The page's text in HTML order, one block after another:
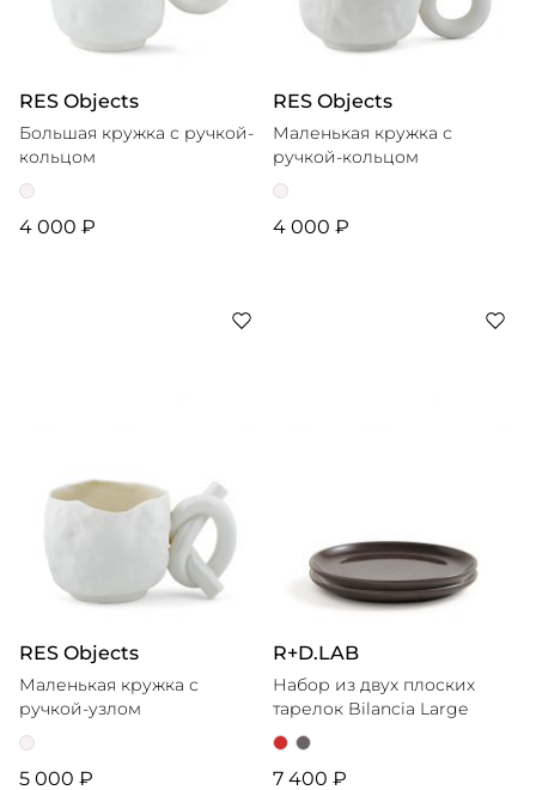
RES Objects
Большая кружка с ручкой-
кольцом
4 000 ₽
RES Objects
Маленькая кружка с
ручкой-кольцом
4 000 ₽
RES Objects
Маленькая кружка с
ручкой-узлом
5 000 ₽
R+D.LAB
Набор из двух плоских
тарелок Bilancia Large
7 400 ₽